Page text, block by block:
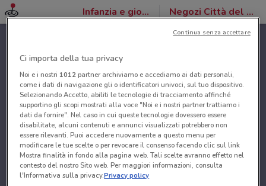
Infanzia e giochi Negozi Città del Sole
Ci importa della tua privacy
Noi e i nostri 1012partner archiviamo e accediamo ai dati personali,
come i dati di navigazione gli o identificatori univoci, sul tuo dispositivo.
Selezionando Accetto, abiliti le tecnologie di tracciamento affinché
supportino gli scopi mostrati alla voce "Noi e i nostri partner trattiamo i
dati da fornire". Nel caso in cui queste tecnologie dovessero essere
disabilitate, alcuni contenuti e annunci visualizzati potrebbero non
essere rilevanti. Puoi accedere nuovamente a questo menu per
modificare le tue scelte o per revocare il consenso facendo clic sul link
Mostra finalità in fondo alla pagina web. Tali scelte avranno effetto nel
contesto del nostro Sito web. Per maggiori informazioni, consulta
l'Informativa sulla privacy.Privacy policy
Continua senza accettare